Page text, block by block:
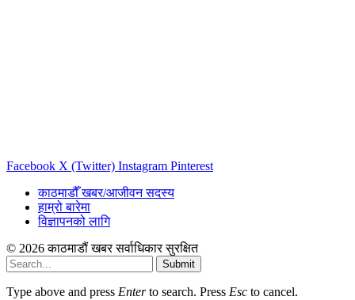
Facebook X (Twitter) Instagram Pinterest
काठमाडौँ खबर/आजीवन सदस्य
हाम्रो बारेमा
विज्ञापनको लागि
© 2026 काठमाडौं खबर सर्वाधिकार सुरक्षित
Submit
Type above and press Enterto search. Press Esc to cancel.